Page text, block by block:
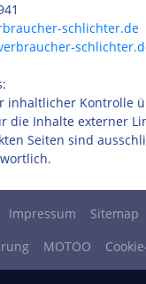
schlichter.de
inhaltlicher Kontrolle
die Inhalte externer
Seiten sind
Impressum
Sitemap
MOTOO